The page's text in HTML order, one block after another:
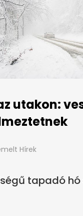
utakon:
Hírek
tapadó hó